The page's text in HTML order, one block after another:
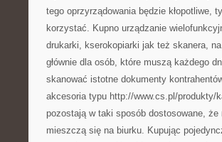
tego oprzyrządowania będzie kłopotliwe,
korzystać. Kupno urządzanie
drukarki, kserokopiarki jak też skanera,
głównie dla osób, które muszą każdego
skanować istotne dokumenty
akcesoria typu http://www.cs.pl/produkty/
pozostają w taki sposób dostosowane,
mieszczą się na biurku. Kupując